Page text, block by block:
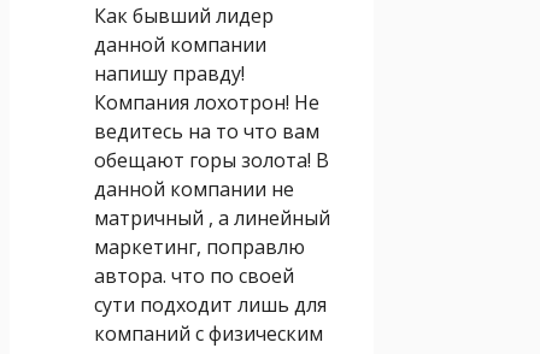
Как бывший лидер
данной компании
напишу правду!
Компания лохотрон! Не
ведитесь на то что вам
обещают горы золота! В
данной компании не
матричный , а линейный
маркетинг, поправлю
автора. что по своей
сути подходит лишь для
компаний с физическим